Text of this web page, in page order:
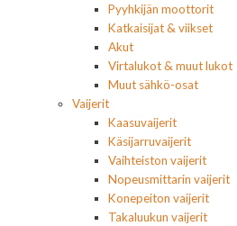
Pyyhkijän moottorit
Katkaisijat & viikset
Akut
Virtalukot & muut lukot
Muut sähkö-osat
Vaijerit
Kaasuvaijerit
Käsijarruvaijerit
Vaihteiston vaijerit
Nopeusmittarin vaijerit
Konepeiton vaijerit
Takaluukun vaijerit